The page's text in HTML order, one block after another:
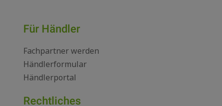
Für Händler
Fachpartner werden
Händlerformular
Händlerportal
Rechtliches